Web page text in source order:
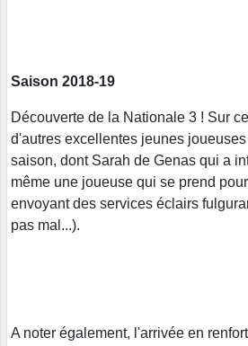
Saison 2018-19
Découverte de la Nationale 3 ! Sur
d'autres excellentes jeunes
saison, dont Sarah de Genas qui a
même une joueuse qui se prend
envoyant des services éclairs
pas mal...).
A noter également, l'arrivée en